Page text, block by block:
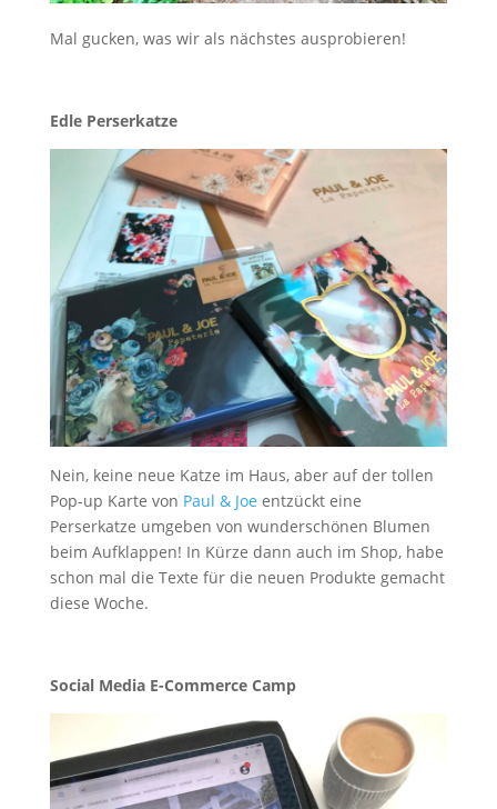
Mal gucken, was wir als nächstes ausprobieren!
Edle Perserkatze
Nein, keine neue Katze im Haus, aber auf der tollen
Pop-up Karte von Paul & Joe entzückt eine
Perserkatze umgeben von wunderschönen Blumen
beim Aufklappen! In Kürze dann auch im Shop, habe
schon mal die Texte für die neuen Produkte gemacht
diese Woche.
Social Media E-Commerce Camp